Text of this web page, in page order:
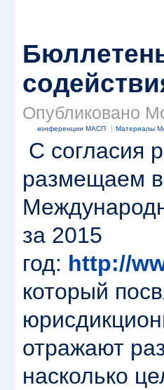
Опубликовано
конференции МАСП Материалы
С согласия
размещаем в
за 2015
год: http://
который
отражают
насколько